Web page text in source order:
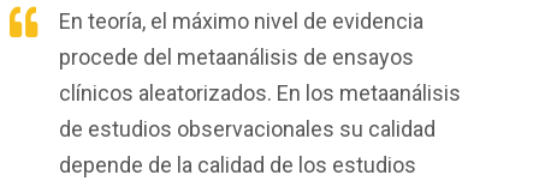
En teoría, el máximo nivel de evidencia
procede del metaanálisis de ensayos
clínicos aleatorizados. En los metaanálisis
de estudios observacionales su calidad
depende de la calidad de los estudios